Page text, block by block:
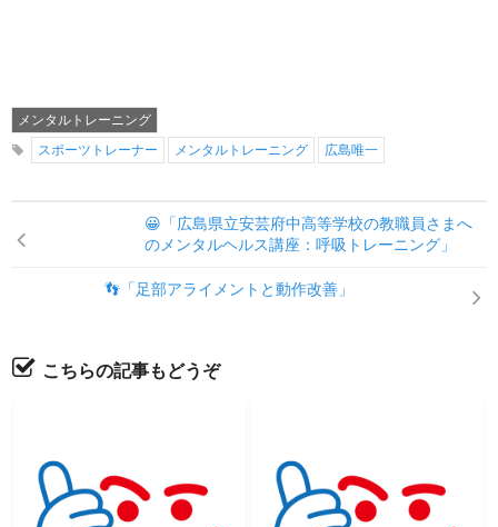
メンタルトレーニング
スポーツトレーナー
メンタルトレーニング 広島唯一
😀「広島県立安芸府中高等学校の教職員さまへ
のメンタルヘルス講座：呼吸トレーニング」
👣「足部アライメントと動作改善」
こちらの記事もどうぞ